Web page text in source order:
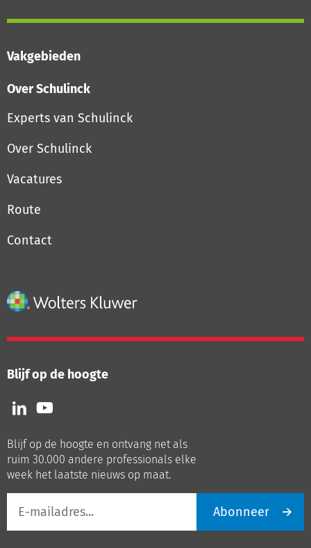
Vakgebieden
Over Schulinck
Experts van Schulinck
Over Schulinck
Vacatures
Route
Contact
Blijf op de hoogte
Volg
ons
LinkedIn
Volg
ons
Youtube
Blijf op de hoogte en ontvang net als
ruim 30.000 andere professionals elke
week het laatste nieuws op maat.
mailadres
Abonneer